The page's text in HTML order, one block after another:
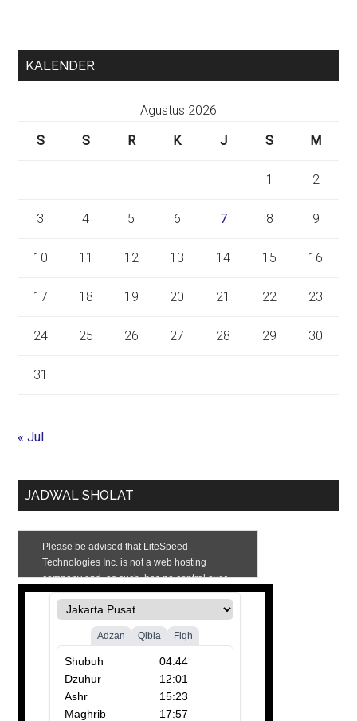
KALENDER
Agustus 2026
S
S R K J S M
1 2
3 4 5 6 7 8 9
10 11 12 13 14 15 16
17 18 19 20 21 22 23
24 25 26 27 28 29 30
31
« Jul
JADWAL SHOLAT